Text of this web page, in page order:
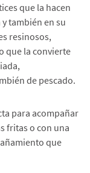
que la hacen
también en su
resinosos,
que la convierte
de pescado.
para acompañar
fritas o con una
que